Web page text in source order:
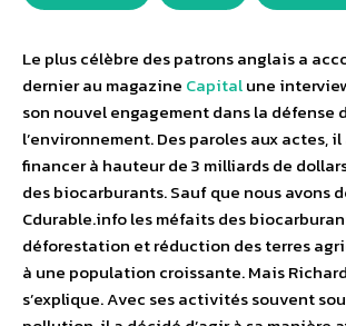
Le plus célèbre des patrons anglais a
dernier au magazine Capitalune
son nouvel engagement dans la défense
l’environnement. Des paroles aux actes,
financer à hauteur de 3 milliards de
des biocarburants. Sauf que nous avons
Cdurable.info les méfaits des
déforestation et réduction des terres
à une population croissante. Mais
s’explique. Avec ses activités souvent